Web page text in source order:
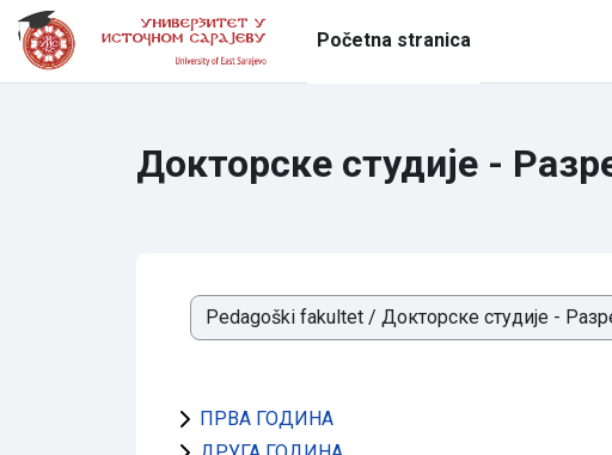
Idi na glavni sadržaj
Početna stranica
Докторске студије -
Kategorije kurseva
ПРВА ГОДИНА